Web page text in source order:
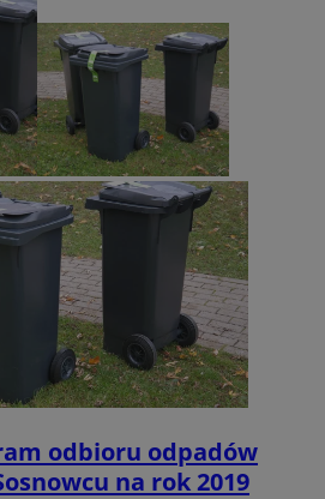
odbioru odpadów
na rok 2019